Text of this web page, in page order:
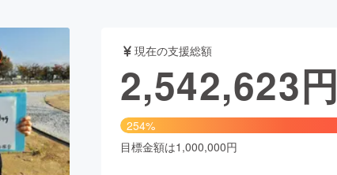
舞台・パフォーマンス
フード・飲食店 ファッション
アニメ・漫画
現在の支援総額
2,542,623円
254%
目標金額は1,000,000円